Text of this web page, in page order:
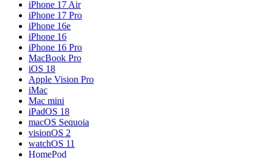
iPhone 17 Air
iPhone 17 Pro
iPhone 16e
iPhone 16
iPhone 16 Pro
MacBook Pro
iOS 18
Apple Vision Pro
iMac
Mac mini
iPadOS 18
macOS Sequoia
visionOS 2
watchOS 11
HomePod